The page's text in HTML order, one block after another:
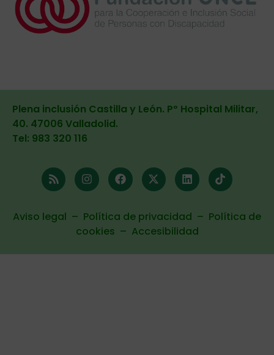
Plena inclusión Castilla y León. Pº Hospital Militar,
40. 47006 Valladolid.
Tel: 983 320 116
Aviso legal – Política de privacidad – Política de
cookies – Accesibilidad